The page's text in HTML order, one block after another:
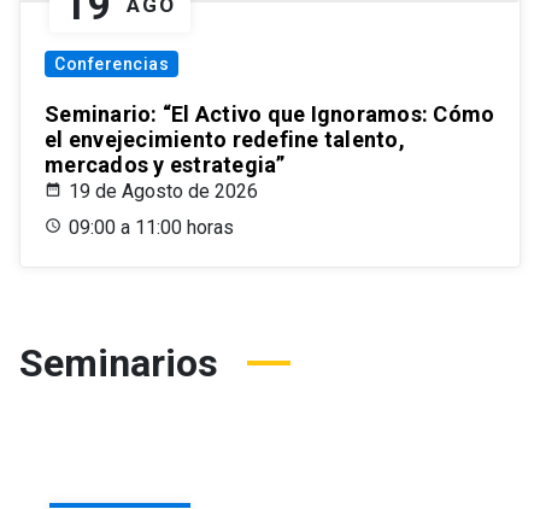
AGO
Conferencias
Seminario: “El Activo que Ignoramos: Cómo
el envejecimiento redefine talento,
mercados y estrategia”
19 de Agosto de 2026
09:00 a 11:00 horas
Seminarios